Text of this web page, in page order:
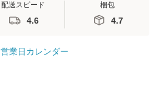
配送スピード
4.6
梱包
4.7
営業日カレンダー